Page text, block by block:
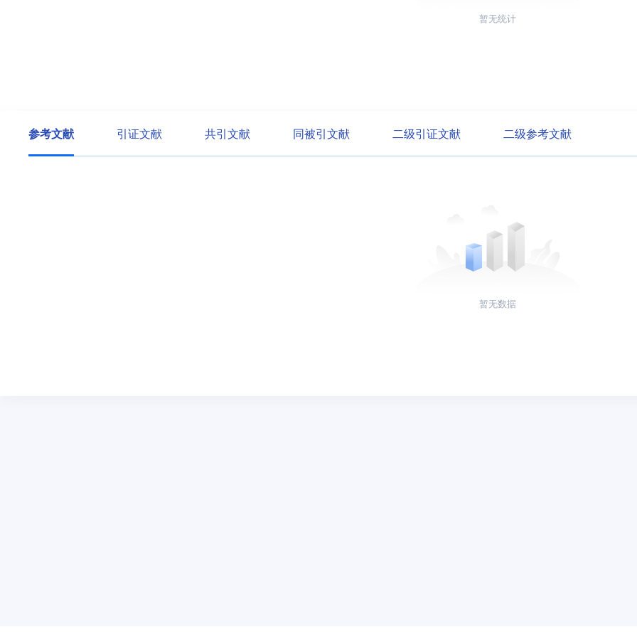
暂无统计
参考文献 引证文献 共引文献 同被引文献 二级引证文献 二级参考文献
暂无数据